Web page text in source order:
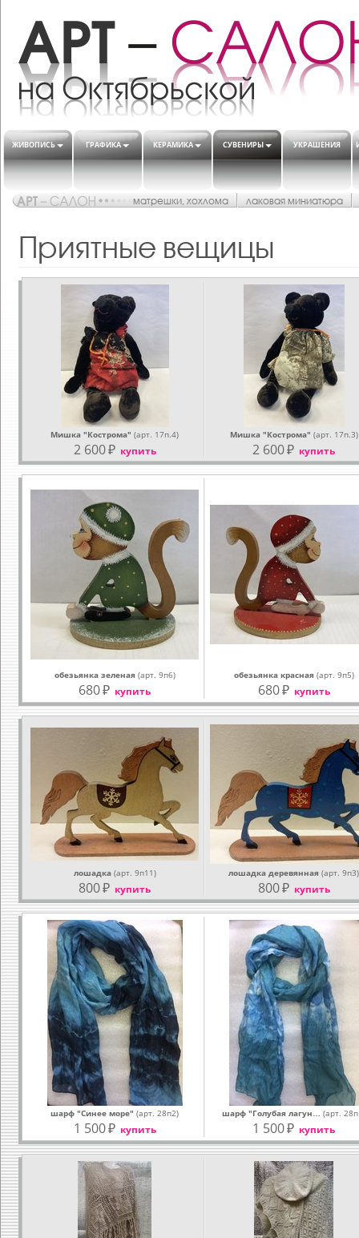
ЖИВОПИСЬ ГРАФИКА КЕРАМИКА СУВЕНИРЫ УКРАШЕНИЯ
матрешки, хохлома лаковая миниатюра
Приятные вещицы
Мишка "Кострома" (арт. 17п.4)
2 600₽ купить
Мишка "Кострома" (арт. 17п.3)
2 600₽ купить
обезьянка зеленая (арт. 9п6)
680₽ купить
обезьянка красная (арт. 9п5)
680₽ купить
лошадка (арт. 9п11)
800₽ купить
лошадка деревянная (арт. 9п3)
800₽ купить
шарф "Синее море" (арт. 28п2)
1 500₽ купить
шарф "Голубая лагун… (арт.
1 500₽ купить